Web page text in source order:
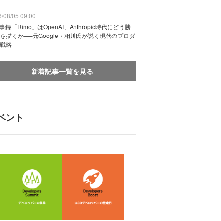
08/05 09:00
録「Rimo」はOpenAI、Anthropic時代にどう勝
描くか──元Google・相川氏が説く現代のプロダ
略
新着記事一覧を見る
ント